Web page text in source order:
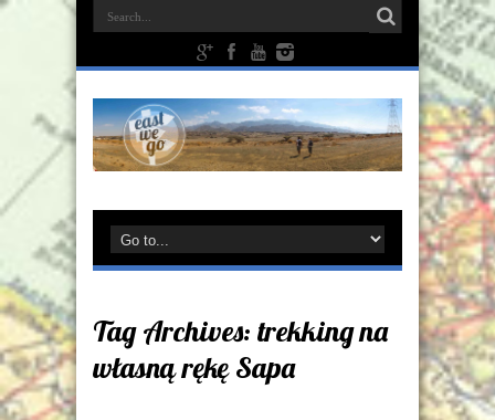
Tag Archives: trekking na
własną rękę Sapa